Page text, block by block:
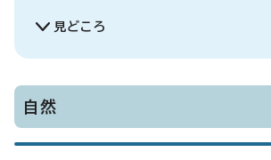
見どころ
自然